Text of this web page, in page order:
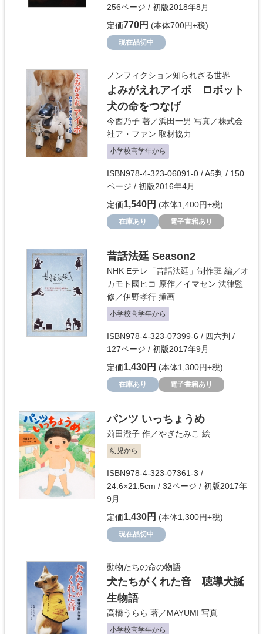
256ページ / 初版2018年8月
定価770円 (本体700円+税)
現在品切中
ノンフィクション知られざる世界
よみがえれアイボ ロボット
犬の命をつなげ
今西乃子 著／浜田一男 写真／株式会
社ア・ファン 取材協力
小学校高学年から
ISBN978-4-323-06091-0 / A5判 / 150
ページ / 初版2016年4月
定価1,540円 (本体1,400円+税)
在庫あり 電子書籍あり
昔話法廷 Season2
NHK Eテレ「昔話法廷」制作班 編／オ
カモト國ヒコ 原作／イマセン 法律監
修／伊野孝行 挿画
小学校高学年から
ISBN978-4-323-07399-6 / 四六判 /
127ページ / 初版2017年9月
定価1,430円 (本体1,300円+税)
在庫あり 電子書籍あり
パンツ いっちょうめ
苅田澄子 作／やぎたみこ 絵
幼児から
ISBN978-4-323-07361-3 /
24.6×21.5cm / 32ページ / 初版2017年
9月
定価1,430円 (本体1,300円+税)
現在品切中
動物たちの命の物語
犬たちがくれた音 聴導犬誕
生物語
高橋うらら 著／MAYUMI 写真
小学校高学年から